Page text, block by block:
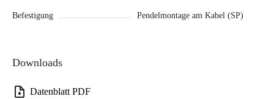
Befestigung Pendelmontage am Kabel (SP)
Downloads
Datenblatt PDF